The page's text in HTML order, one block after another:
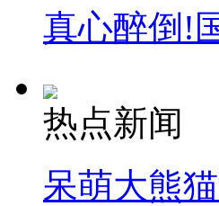
真心醉倒!
热点新闻
呆萌大熊